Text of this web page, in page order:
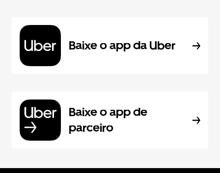
Baixe o app da Uber
Baixe o app de
parceiro